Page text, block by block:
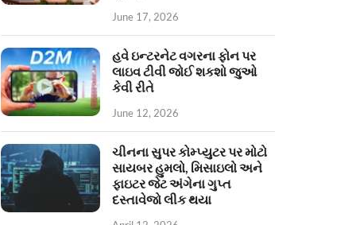
June 17, 2026
હવે ઇન્ટરનેટ વગરના ફોન પર
લાઇવ ટીવી જોઈ શકશો જુઓ
કેવી રીતે
June 12, 2026
ચીનના સુપર કોમ્પ્યુટર પર મોટો
સાયબર હુમલો, મિસાઇલો અને
ફાઇટર જેટ અંગેના ગુપ્ત
દસ્તાવેજો લીક થયા